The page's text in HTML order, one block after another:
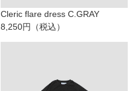
Cleric flare dress C.GRAY
8,250円（税込）